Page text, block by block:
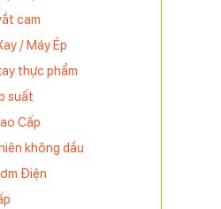
cam
/ Máy Ép
thực phẩm
suất
Cấp
không dầu
Điện